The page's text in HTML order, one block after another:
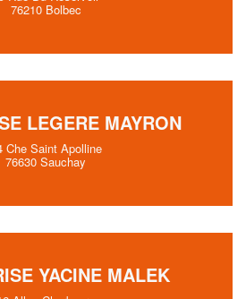
76210 Bolbec
LEGERE MAYRON
Che Saint Apolline
76630 Sauchay
YACINE MALEK